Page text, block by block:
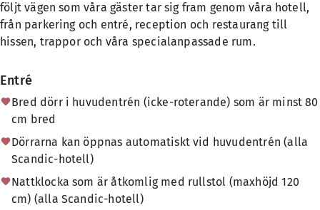
följt vägen som våra gäster tar sig fram genom våra hotell,
från parkering och entré, reception och restaurang till
hissen, trappor och våra specialanpassade rum.
Entré
Bred dörr i huvudentrén (icke-roterande) som är minst 80
cm bred
Dörrarna kan öppnas automatiskt vid huvudentrén (alla
Scandic-hotell)
Nattklocka som är åtkomlig med rullstol (maxhöjd 120
cm) (alla Scandic-hotell)